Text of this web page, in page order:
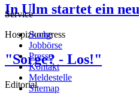
In Ulm startet ein
Hospizkongress
"Sorge? - Los!"
Editorial
Service
Suche
Jobbörse
Presse
Kontakt
Meldestelle
Sitemap